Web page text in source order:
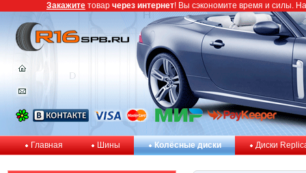
Главная Шины Колёсные диски Диски
Закажите товар через интернет! Вы сэкономите время и силы.